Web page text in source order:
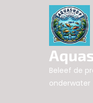
Beleef de
onderwater